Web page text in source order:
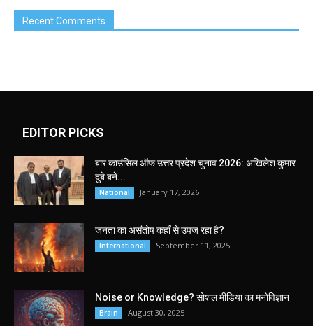
Recent Comments
EDITOR PICKS
बार काउंसिल ऑफ उत्तर प्रदेश चुनाव 2026: अखिलेश कुमार
दुबे बने...
National January 17, 2026
जनता का असंतोष कहाँ से उपज रहा है?
International September 11, 2025
Noise or Knowledge? सोशल मीडिया का मनोविज्ञान
Brain August 30, 2025